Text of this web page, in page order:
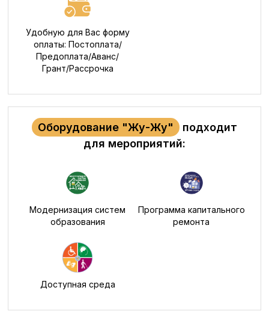
Удобную для Вас форму
оплаты: Постоплата/
Предоплата/Аванс/
Грант/Рассрочка
Оборудование "Жу-Жу"
подходит
для мероприятий:
Модернизация систем
образования
Программа капитального
ремонта
Доступная среда